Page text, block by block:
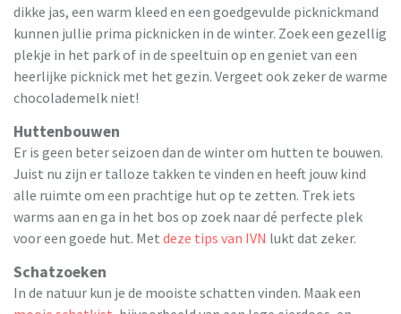
dikke jas, een warm kleed en een goedgevulde picknickmand
kunnen jullie prima picknicken in de winter. Zoek een gezellig
plekje in het park of in de speeltuin op en geniet van een
heerlijke picknick met het gezin. Vergeet ook zeker de warme
chocolademelk niet!
Huttenbouwen
Er is geen beter seizoen dan de winter om hutten te bouwen.
Juist nu zijn er talloze takken te vinden en heeft jouw kind
alle ruimte om een prachtige hut op te zetten. Trek iets
warms aan en ga in het bos op zoek naar dé perfecte plek
voor een goede hut. Met deze tips van IVN lukt dat zeker.
Schatzoeken
In de natuur kun je de mooiste schatten vinden. Maak een